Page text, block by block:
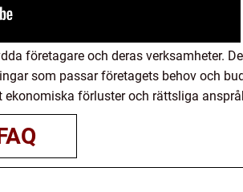
företagare och deras verksamheter.
som passar företagets behov och
förluster och rättsliga